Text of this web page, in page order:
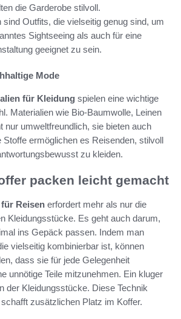
die Garderobe stilvoll.
Outfits, die vielseitig genug sind, um
Sightseeing als auch für eine
geeignet zu sein.
Mode
für Kleidung spielen eine wichtige
Materialien wie Bio-Baumwolle, Leinen
nur umweltfreundlich, sie bieten auch
Stoffe ermöglichen es Reisenden, stilvoll
zu kleiden.
packen leicht gemacht
Reisen erfordert mehr als nur die
Kleidungsstücke. Es geht auch darum,
ins Gepäck passen. Indem man
vielseitig kombinierbar ist, können
dass sie für jede Gelegenheit
unnötige Teile mitzunehmen. Ein kluger
der Kleidungsstücke. Diese Technik
zusätzlichen Platz im Koffer.